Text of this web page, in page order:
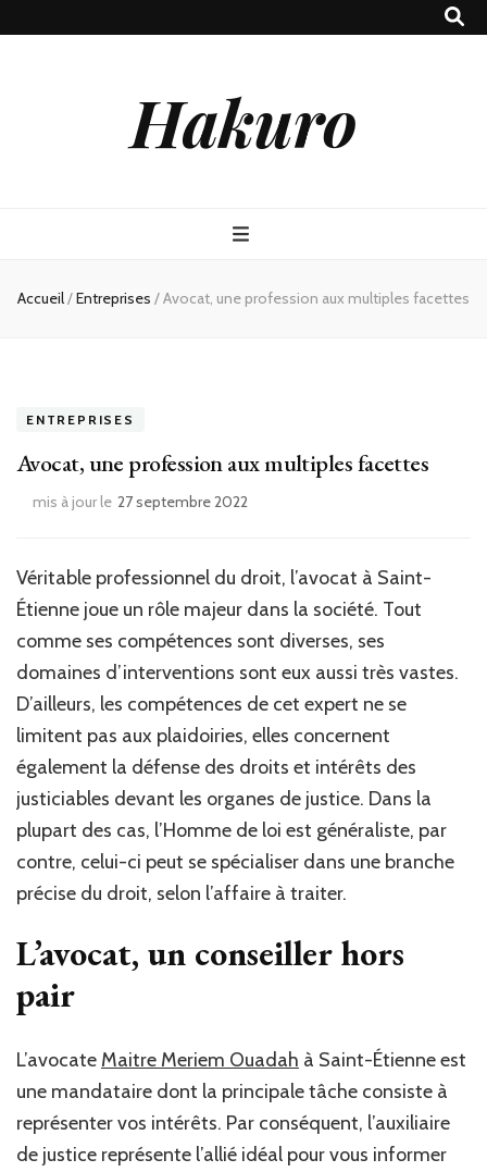
Hakuro
Accueil/Entreprises /Avocat, une profession aux multiples facettes
ENTREPRISES
Avocat, une profession aux multiples facettes
mis à jour le 27 septembre 2022
Véritable professionnel du droit, l’avocat à Saint-
Étienne joue un rôle majeur dans la société. Tout
comme ses compétences sont diverses, ses
domaines d’interventions sont eux aussi très vastes.
D’ailleurs, les compétences de cet expert ne se
limitent pas aux plaidoiries, elles concernent
également la défense des droits et intérêts des
justiciables devant les organes de justice. Dans la
plupart des cas, l’Homme de loi est généraliste, par
contre, celui-ci peut se spécialiser dans une branche
précise du droit, selon l’affaire à traiter.
L’avocat, un conseiller hors
pair
L’avocate Maitre Meriem Ouadah à Saint-Étienne est
une mandataire dont la principale tâche consiste à
représenter vos intérêts. Par conséquent, l’auxiliaire
de justice représente l’allié idéal pour vous informer